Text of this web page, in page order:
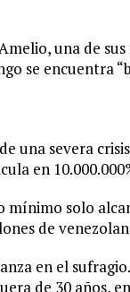
una de
se encuentra
una severa
en
mínimo solo
de
en el
de 30 años,